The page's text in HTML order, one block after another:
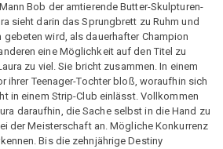
Bob der amtierende Butter-Skulpturen-
sieht darin das Sprungbrett zu Ruhm und
wird, als dauerhafter Champion
eine Möglichkeit auf den Titel zu
zu viel. Sie bricht zusammen. In einem
ihrer Teenager-Tochter bloß, woraufhin sich
in einem Strip-Club einlässt. Vollkommen
daraufhin, die Sache selbst in die Hand zu
der Meisterschaft an. Mögliche Konkurrenz
Bis die zehnjährige Destiny